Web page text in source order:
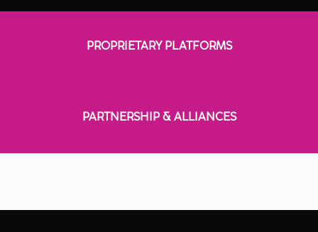
PROPRIETARY PLATFORMS
PARTNERSHIP & ALLIANCES